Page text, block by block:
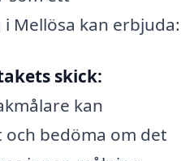
Mellösa kan erbjuda:
skick:
kan
bedöma om det